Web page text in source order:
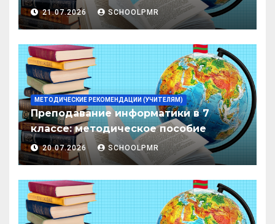
дисциплин в организациях
образования ПМР на 2026/27 уч. год
21.07.2026 SCHOOLPMR
МЕТОДИЧЕСКИЕ РЕКОМЕНДАЦИИ (УЧИТЕЛЯМ)
Преподавание информатики в 7
классе: методическое пособие
20.07.2026 SCHOOLPMR